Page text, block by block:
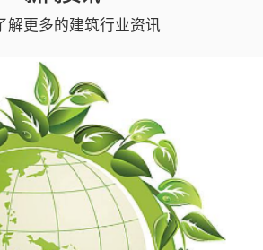
解更多的建筑行业资讯